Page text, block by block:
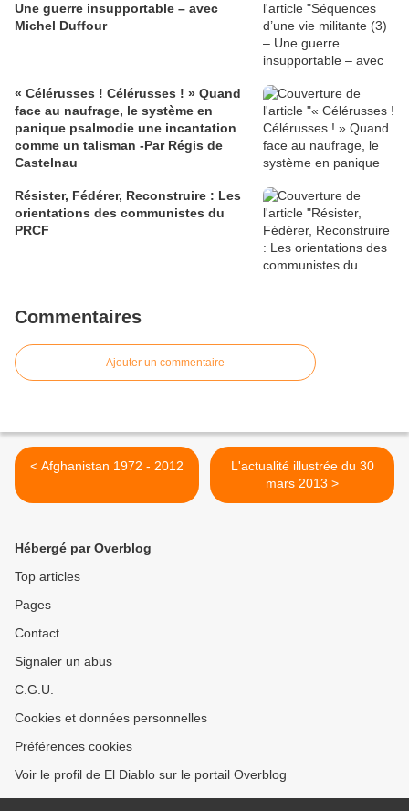
Une guerre insupportable – avec
Michel Duffour
« Célérusses ! Célérusses ! » Quand
face au naufrage, le système en
panique psalmodie une incantation
comme un talisman -Par Régis de
Castelnau
Résister, Fédérer, Reconstruire : Les
orientations des communistes du
PRCF
Commentaires
Ajouter un commentaire
< Afghanistan 1972 - 2012
L'actualité illustrée du 30
mars 2013 >
Hébergé par Overblog
Top articles
Pages
Contact
Signaler un abus
C.G.U.
Cookies et données personnelles
Préférences cookies
Voir le profil de El Diablo sur le portail Overblog